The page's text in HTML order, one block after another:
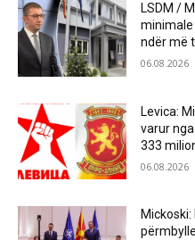
LSDM /
minimale
ndër më
06.08.2026
Levica:
varur
333
06.08.2026